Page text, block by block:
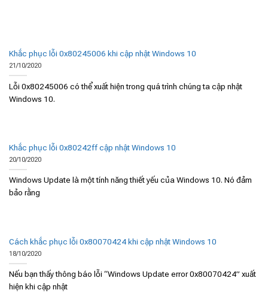
Khắc phục lỗi 0x80245006 khi cập nhật Windows 10
21/10/2020
Lỗi 0x80245006 có thể xuất hiện trong quá trình chúng ta cập nhật
Windows 10.
Khắc phục lỗi 0x80242ff cập nhật Windows 10
20/10/2020
Windows Update là một tính năng thiết yếu của Windows 10. Nó đảm
bảo rằng
Cách khắc phục lỗi 0x80070424 khi cập nhật Windows 10
18/10/2020
Nếu bạn thấy thông báo lỗi “Windows Update error 0x80070424” xuất
hiện khi cập nhật